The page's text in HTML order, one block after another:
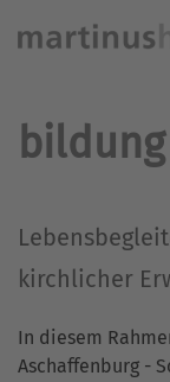
bildung
kirchlicher
In diesem
Aschaffenburg -